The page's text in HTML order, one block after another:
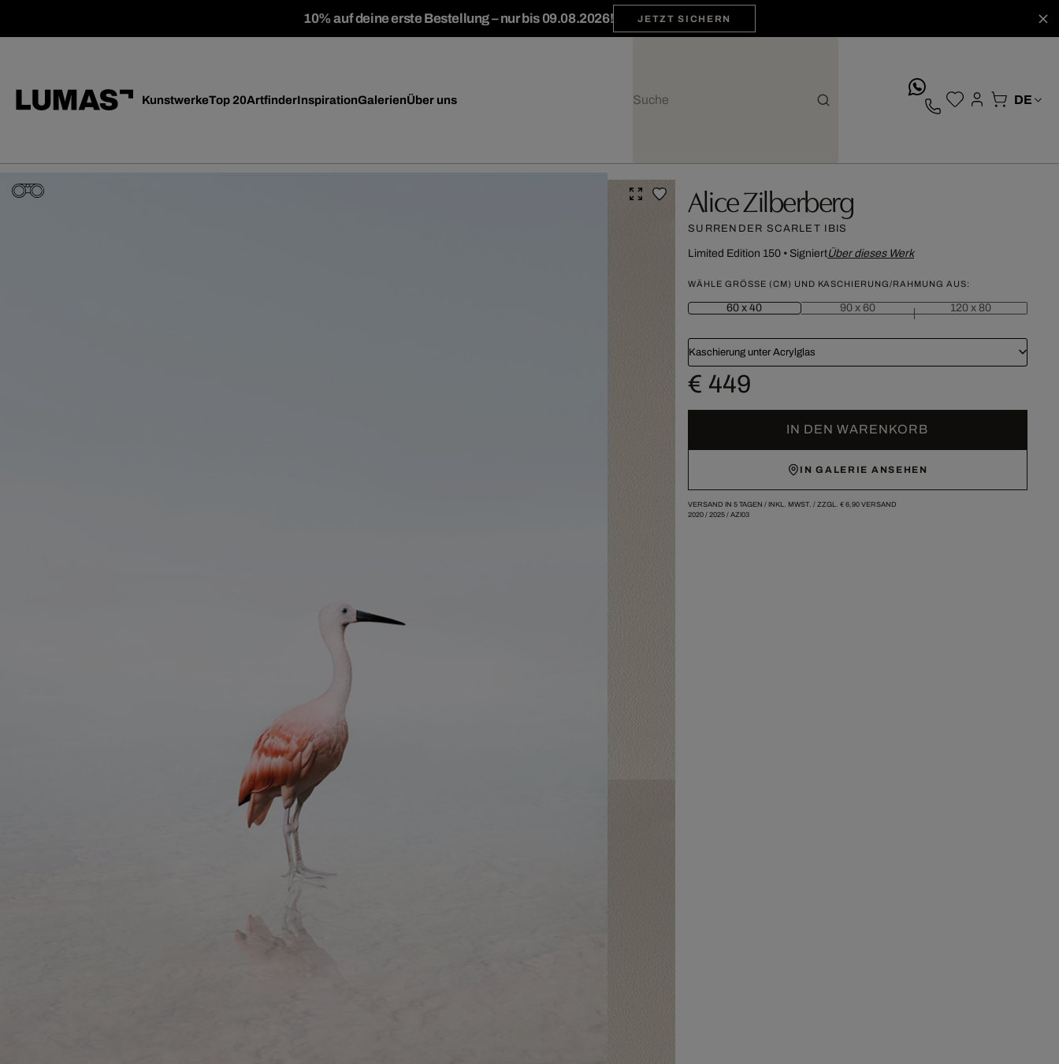
10% auf deine erste Bestellung – nur bis 09.08.2026! JETZT SICHERN
KunstwerkeTop 20ArtfinderInspirationGalerienÜber uns
Alice Zilberberg
SURRENDER SCARLET IBIS
Limited Edition 150• SigniertÜber dieses Werk
WÄHLE GRÖSSE (CM) UND KASCHIERUNG/RAHMUNG AUS:
60 x 40 90 x 60 120 x 80
Kaschierung unter Acrylglas
€ 449
IN DEN WARENKORB
IN GALERIE ANSEHEN
VERSAND IN 5 TAGEN / INKL. MWST. / ZZGL. € 6,90VERSAND
2020/ 2025/ AZI03